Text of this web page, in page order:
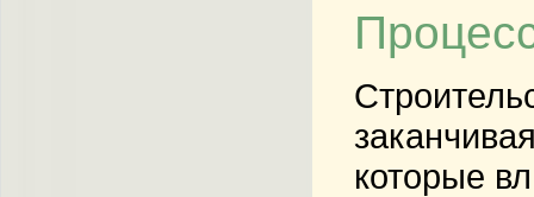
которые